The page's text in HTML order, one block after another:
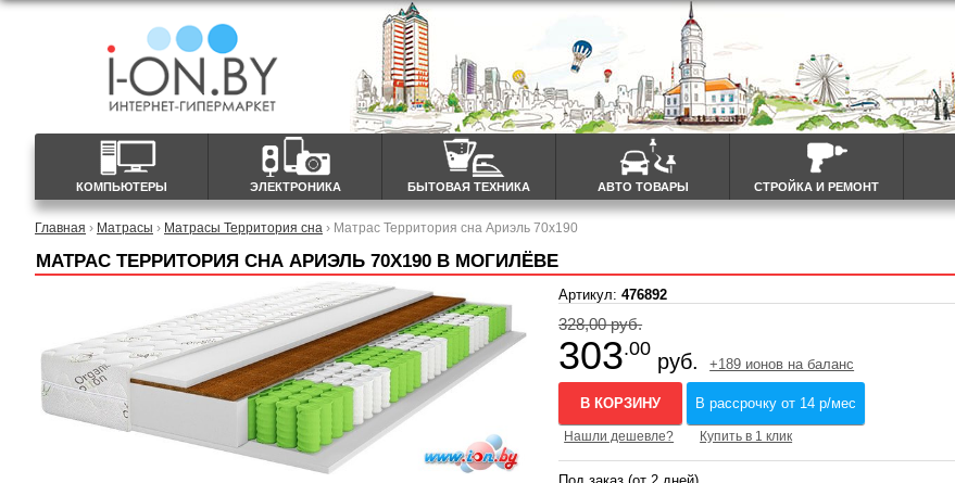
КОМПЬЮТЕРЫ ЭЛЕКТРОНИКА БЫТОВАЯ ТЕХНИКА АВТО ТОВАРЫ СТРОЙКА И РЕМОНТ
Главная › Матрасы › Матрасы Территория сна › Матрас Территория сна Ариэль 70x190
МАТРАС ТЕРРИТОРИЯ СНА АРИЭЛЬ 70X190 В МОГИЛЁВЕ
Артикул:476892
328,00 руб.
303.00
руб. +189 ионов на баланс
В КОРЗИНУ В рассрочку от 14 р/мес
Нашли дешевле? Купить в 1 клик